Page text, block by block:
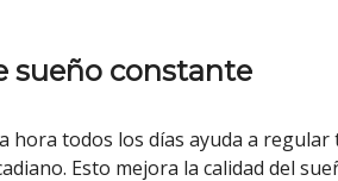
sueño constante
hora todos los días ayuda a
Esto mejora la calidad del